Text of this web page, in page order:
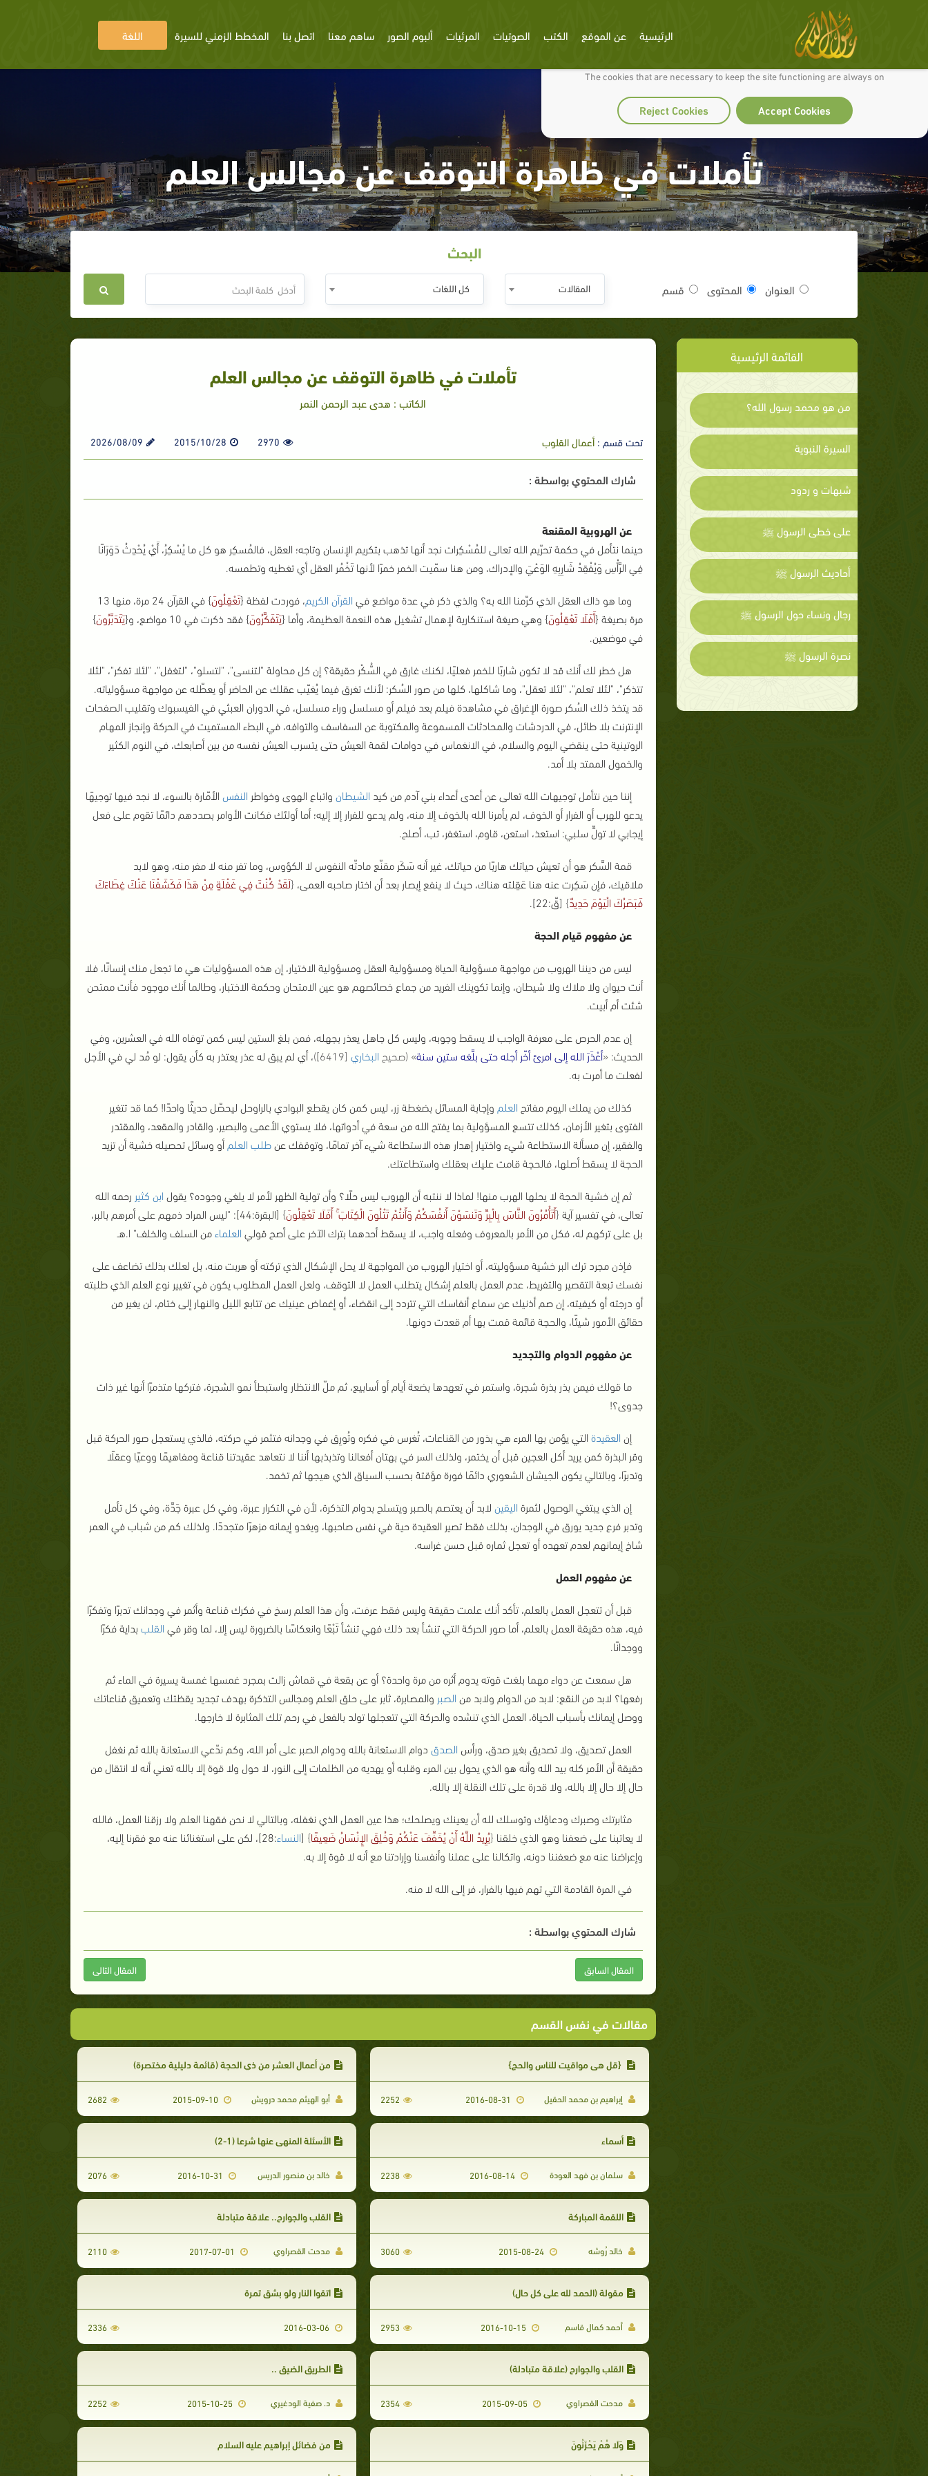
We use cookies to make our site work well for you and so we can continually improve it.
The cookies that are necessary to keep the site functioning are always on
Accept Cookies
Reject Cookies
الرئيسية عن الموقع الكتب الصوتيات المرئيات ألبوم الصور ساهم معنا اتصل بنا المخطط الزمني للسيرة اللغة
تأملات في ظاهرة التوقف عن مجالس العلم
البحث
العنوان المحتوى قسم المقالات كل اللغات
القائمة الرئيسية
من هو محمد رسول الله؟
السيرة النبوية
شبهات و ردود
على خطى الرسول ﷺ
أحاديث الرسول ﷺ
رجال ونساء حول الرسول ﷺ
نصرة الرسول ﷺ
تأملات في ظاهرة التوقف عن مجالس العلم
الكاتب : هدى عبد الرحمن النمر
تحت قسم :أعمال القلوب 2970
2015/10/28
2026/08/09
شارك المحتوي بواسطة :
عن الهروبية المقنعة
حينما نتأمل في حكمة تحرّيم الله تعالى للمُسْكِرات نجد أنها تذهب بتكريم الإنسان وتاجه؛ العقل، فالمُسكِر هو كل ما يُسْكِرُ، أَيْ يُحْدِثُ دَوَرَانًا
فِي الرَّأْسِ وَيُفْقِدُ شَارِبِهِ الوَعْيَ والإدراك، ومن هنا سمّيت الخمر خمرًا لأنها تَخْمُر العقل أي تغطيه وتطمسه.
وما هو ذاك العقل الذي كرّمنا الله به؟ والذي ذكر في عدة مواضع في القرآن الكريم، فوردت لفظة {تَعْقِلُونَ
} في القرآن 24 مرة، منها 13
مرة بصيغة {أَفَلَا تَعْقِلُونَ} وهي صيغة استنكارية لإهمال تشغيل هذه النعمة العظيمة، وأما {يَتَفَكَّرُونَ} فقد ذكرت في 10 مواضع، و{ يَتَدَبَّرُونَ}
في موضعين.
هل خطر لك أنك قد لا تكون شاربًا للخمر فعليًا، لكنك غارق في السُّكْر حقيقة؟ إن كل محاولة "لتنسى"، "لتسلو"، "لتغفل"، "لئلا تفكر"، "لئلا
تتذكر"، "لئلا تعلم"، "لئلا تعقل"، وما شاكلها، كلها من صور السُكر: لأنك تغرق فيما يُغيّب عقلك عن الحاضر أو يعطّله عن مواجهة مسؤولياته.
قد يتخذ ذلك السُكر صورة الإغراق في مشاهدة فيلم بعد فيلم أو مسلسل وراء مسلسل، في الدوران العبثي في الفيسبوك وتقليب الصفحات
الإنترنت بلا طائل، في الدردشات والمحادثات المسموعة والمكتوبة عن السفاسف والتوافه، في البطء المستميت في الحركة وإنجاز المهام
الروتينية حتى ينقضي اليوم والسلام، في الانغماس في دوامات لقمة العيش حتى يتسرب العيش نفسه من بين أصابعك، في النوم الكثير
والخمول الممتد بلا أمد.
إننا حين نتأمل توجيهات الله تعالى عن أعدى أعداء بني آدم من كيد الشيطان واتباع الهوى وخواطر النفس الأمّارة بالسوء، لا نجد فيها توجيهًا
يدعو للهرب أو الفرار أو الخوف، لم يأمرنا الله بالخوف إلا منه، ولم يدعو للفرار إلا إليه؛ أما أولئك فكانت الأوامر بصددهم دائمًا تقوم على فعل
إيجابي لا تولٍّ سلبي: استعذ، استعن، قاوم، استغفر، تب، أصلح.
قمة السَّكر هو أن تعيش حياتك هاربًا من حياتك، غير أنه سَكَر مقنّع مادتّه النفوس لا الكؤوس، وما تفر منه لا مفر منه، وهو لابد
ملاقيك،فإن سَكِرت عنه هنا عَقِلته هناك، حيث لا ينفع إبصار بعد أن اختار صاحبه العمى، {لَقَدْ كُنْتَ فِي غَفْلَةٍ مِنْ هَذَا فَكَشَفْنَا عَنْكَ غِطَاءَكَ
فَبَصَرُكَ الْيَوْمَ حَدِيدٌ} [قّ:22].
عن مفهوم قيام الحجة
ليس من ديننا الهروب من مواجهة مسؤولية الحياة ومسؤولية العقل ومسؤولية الاختيار، إن هذه المسؤوليات هي ما تجعل منك إنسانًا، فلا
أنت حيوان ولا ملاك ولا شيطان، وإنما تكوينك الفريد من جماع خصائصهم هو عين الامتحان وحكمة الاختبار، وطالما أنك موجود فأنت ممتحن
شئت أم أبيت.
إن عدم الحرص على معرفة الواجب لا يسقط وجوبه، وليس كل جاهل يعذر بجهله، فمن بلغ الستين ليس كمن توفاه الله في العشرين، وفي
الحديث: «أعْذَرَ الله إلى امرئ أخّر أجله حتى بلَّغه ستين سنة» (صحيح البخاري [6419])
، أي لم يبق له عذر يعتذر به كأن يقول: لو مُد لي في الأجل
لفعلت ما أمرت به.
كذلك من يملك اليوم مفاتح العلم وإجابة المسائل بضغطة زر، ليس كمن كان يقطع البوادي بالراوحل ليحصّل حديثًا واحدًا! كما قد تتغير
الفتوى بتغير الأزمان، كذلك تتسع المسؤولية بما يفتح الله من سعة في أدواتها، فلا يستوي الأعمى والبصير، والقادر والمقعد، والمقتدر
والفقير، إن مسألة الاستطاعة شيء واختيار إهدار هذه الاستطاعة شيء آخر تمامًا، وتوقفك عنطلب العلم أو وسائل تحصيله خشية أن تزيد
الحجة لا يسقط أصلها، فالحجة قامت عليك بعقلك واستطاعتك.
ثم إن خشية الحجة لا يحلها الهرب منها! لماذا لا ننتبه أن الهروب ليس حلًا؟ وأن تولية الظهر لأمر لا يلغي وجوده؟ يقول ابن كثير رحمه الله
تعالى، في تفسير آية {أَتَأْمُرُونَ النَّاسَ بِالْبِرِّ وَتَنسَوْنَ أَنفُسَكُمْ وَأَنتُمْ تَتْلُونَ الْكِتَابَ ۚ أَفَلَا تَعْقِلُونَ}
[البقرة:44]: "ليس المراد ذمهم على أمرهم بالبر،
بل على تركهم له، فكل من الأمر بالمعروف وفعله واجب، لا يسقط أحدهما بترك الآخر على أصح قولي العلماء من السلف والخلف" ا.هـ
فإذن مجرد ترك البر خشية مسؤوليته، أو اختيار الهروب من المواجهة لا يحل الإشكال الذي تركته أو هربت منه، بل لعلك بذلك تضاعف على
نفسك تبعة التقصير والتفريط، عدم العمل بالعلم إشكال يتطلب العمل لا التوقف، ولعل العمل المطلوب يكون في تغيير نوع العلم الذي طلبته
أو درجته أو كيفيته، إن صم أذنيك عن سماع أنفاسك التي تتردد إلى انقضاء، أو إغماض عينيك عن تتابع الليل والنهار إلى ختام، لن يغير من
حقائق الأمور شيئًا، والحجة قائمة قمت بها أم قعدت دونها.
عن مفهوم الدوام والتجديد
ما قولك فيمن بذر بذرة شجرة، واستمر في تعهدها بضعة أيام أو أسابيع، ثم ملّ الانتظار واستبطأ نمو الشجرة، فتركها متذمرًا أنها غير ذات
جدوى؟!
إن العقيدة التي يؤمن بها المرء هي بذور من القناعات، تُغرس في فكره وتُورِق في وجدانه فتثمر في حركته، فالذي يستعجل صور الحركة قبل
وقر البذرة كمن يريد أكل العجين قبل أن يختمر، ولذلك السر في بهتان أفعالنا وتذبذبها أننا لا نتعاهد عقيدتنا قناعة ومفاهيمًا ووعيًا وعقلًا
وتدبرًا، وبالتالي يكون الجيشان الشعوري دائمًا فورة مؤقتة بحسب السياق الذي هيجها ثم تخمد.
إن الذي يبتغي الوصول لثمرة اليقين لابد أن يعتصم بالصبر ويتسلح بدوام التذكرة، لأن في التكرار عبرة، وفي كل عبرة جَدَّة، وفي كل تأمل
وتدبر فرع جديد يورق في الوجدان، بذلك فقط تصير العقيدة حية في نفس صاحبها، ويغدو إيمانه مزهرًا متجددًا. ولذلك كم من شباب في العمر
شاخ إيمانهم لعدم تعهده أو تعجل ثماره قبل حسن غراسه.
عن مفهوم العمل
قبل أن تتعجل العمل بالعلم، تأكد أنك علمت حقيقة وليس فقط عرفت، وأن هذا العلم رسخ في فكرك قناعة وأثمر في وجدانك تدبرًا وتفكرًا
فيه، هذه حقيقة العمل بالعلم، أما صور الحركة التي تنشأ بعد ذلك فهي تنشأ تَبْعًا وانعكاسًا بالضرورة ليس إلا، لما وقر في القلب بداية فكرًا
ووجدانًا.
هل سمعت عن دواء مهما بلغت قوته يدوم أثره من مرة واحدة؟ أو عن بقعة في قماش زالت بمجرد غمسها غمسة يسيرة في الماء ثم
رفعها؟ لابد من النقع: لابد من الدوام ولابد من الصبر والمصابرة، ثابر على حلق العلم ومجالس التذكرة بهدف تجديد يقظتك وتعميق قناعاتك
ووصل إيمانك بأسباب الحياة، العمل الذي تنشده والحركة التي تتعجلها تولد بالفعل في رحم تلك المثابرة لا خارجها.
العمل تصديق، ولا تصديق بغير صدق، ورأس الصدق دوام الاستعانة بالله ودوام الصبر على أمر الله، وكم ندّعي الاستعانة بالله ثم نغفل
حقيقة أن الأمر كله بيد الله وأنه هو الذي يحول بين المرء وقلبه أو يهديه من الظلمات إلى النور، لا حول ولا قوة إلا بالله تعني أنه لا انتقال من
حال إلا حال إلا بالله، ولا قدرة على تلك النقلة إلا بالله.
مثابرتك وصبرك ودعاؤك وتوسلك لله أن يعينك ويصلحك؛ هذا عين العمل الذي نغفله، وبالتالي لا نحن فقهنا العلم ولا رزقنا العمل، فالله
لا يعاتبنا على ضعفنا وهو الذي خلقنا {يُرِيدُ اللَّهُ أَنْ يُخَفِّفَ عَنْكُمْ وَخُلِقَ الإِنْسَانُ ضَعِيفًا}
[النساء
:28]، لكن على استغنائنا عنه مع فقرنا إليه،
وإعراضنا عنه مع ضعفننا دونه، واتكالنا على عملنا وأنفسنا وإرادتنا مع أنه لا قوة إلا به.
في المرة القادمة التي تهم فيها بالفرار،فر إلى الله لا منه.
شارك المحتوي بواسطة :
المقال السابق المقال التالى
مقالات في نفس القسم
{قل هي مواقيت للناس والحج}
إبراهيم بن محمد الحقيل 2252
من أعمال العشر من ذي الحجة (قائمة دليلية مختصرة)
أبو الهيثم محمد درويش 2015-09-10
2682
أسماء
سلمان بن فهد العودة 2016-08-14
2238
الأسئلة المنهي عنها شرعا (1-2)
خالد بن منصور الدريس 2076
اللقمة المباركة
خالد رُوشه 2015-08-24
3060
القلب والجوارح.. علاقة متبادلة
مدحت القصراوي 2110
مقولة (الحمد لله على كل حال)
أحمد كمال قاسم 2953
اتقوا النار ولو بشق تمرة
2016-03-06
2336
القلب والجوارح (علاقة متبادلة)
مدحت القصراوي 2015-09-05
2354
الطريق الضيق ..
د. صفية الودغيري 2015-10-25
2252
وَلَا هُمْ يَحْزَنُونَ من ‏فضائل إبراهيم عليه السلام‬